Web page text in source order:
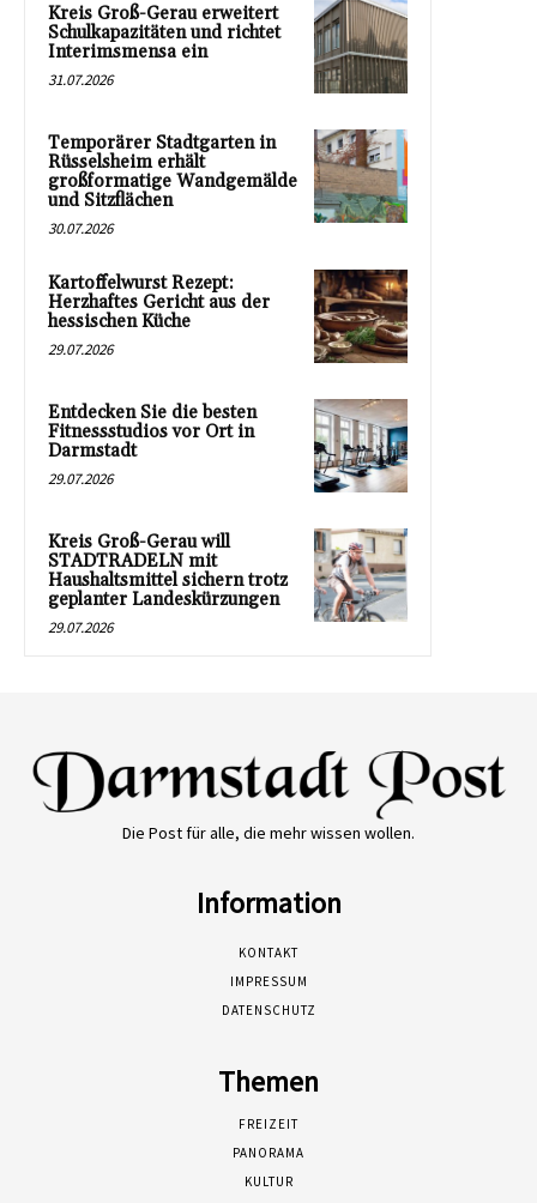
Kreis Groß-Gerau erweitert
Schulkapazitäten und richtet
Interimsmensa ein
31.07.2026
Temporärer Stadtgarten in
Rüsselsheim erhält
großformatige Wandgemälde
und Sitzflächen
30.07.2026
Kartoffelwurst Rezept:
Herzhaftes Gericht aus der
hessischen Küche
29.07.2026
Entdecken Sie die besten
Fitnessstudios vor Ort in
Darmstadt
29.07.2026
Kreis Groß-Gerau will
STADTRADELN mit
Haushaltsmittel sichern trotz
geplanter Landeskürzungen
29.07.2026
Die Post für alle, die mehr wissen wollen.
Information
KONTAKT
IMPRESSUM
DATENSCHUTZ
Themen
FREIZEIT
PANORAMA
KULTUR